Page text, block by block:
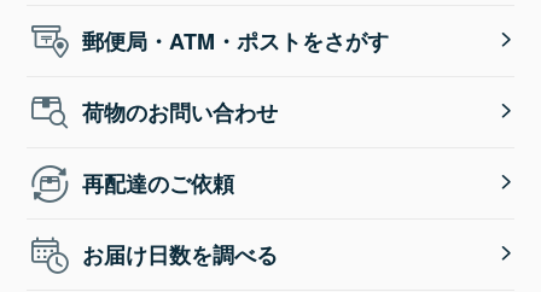
郵便局・ATM・ポストをさがす
荷物のお問い合わせ
再配達のご依頼
お届け日数を調べる